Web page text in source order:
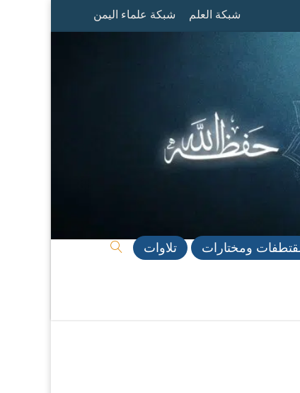
شبكة العلم شبكة علماء اليمن
ومختارات تلاوات